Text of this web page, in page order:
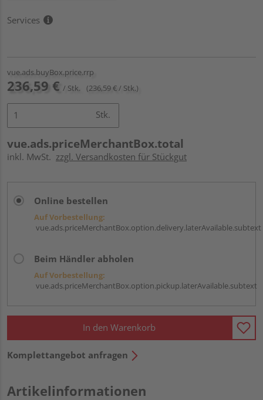
Services
vue.ads.buyBox.price.rrp
236,59 € / Stk. (236,59 € / Stk.)
Stk.
vue.ads.priceMerchantBox.total
inkl. MwSt. zzgl. Versandkosten für Stückgut
Online bestellen
Auf Vorbestellung:
vue.ads.priceMerchantBox.option.delivery.laterAvailable.subtext
Beim Händler abholen
Auf Vorbestellung:
vue.ads.priceMerchantBox.option.pickup.laterAvailable.subtext
In den Warenkorb
Komplettangebot anfragen
Artikelinformationen